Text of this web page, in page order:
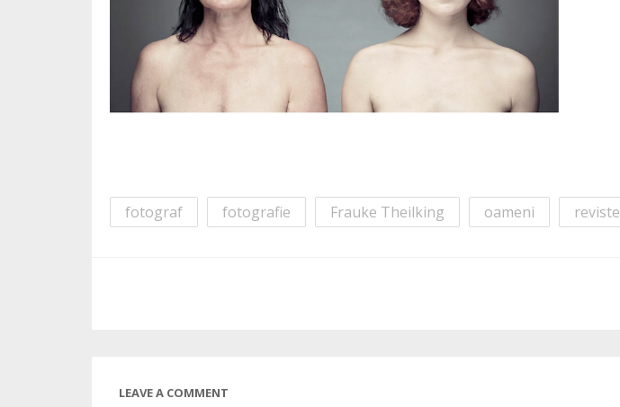
fotograf fotografie Frauke Theilking oameni reviste
LEAVE A COMMENT